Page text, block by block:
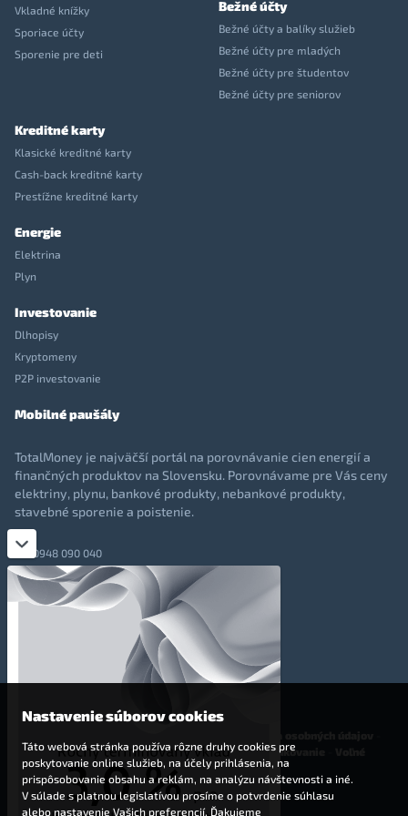
Vkladné knížky
Sporiace účty
Sporenie pre deti
Bežné účty
Bežné účty a balíky služieb
Bežné účty pre mladých
Bežné účty pre študentov
Bežné účty pre seniorov
Kreditné karty
Klasické kreditné karty
Cash-back kreditné karty
Prestížne kreditné karty
Energie
Elektrina
Plyn
Investovanie
Dlhopisy
Kryptomeny
P2P investovanie
Mobilné paušály
TotalMoney je najväčší portál na porovnávanie cien energií a
finančných produktov na Slovensku. Porovnávame pre Vás ceny
elektriny, plynu, bankové produkty, nebankové produkty,
stavebné sporenie a poistenie.
0948 090 040
+421 948 090 051
info@totalmoney.sk
Levočská 866, Poprad, 058 01
Cookies-Nastavenia cookies -Finančné sprostredkovanie
pracovné miesta
Affiliate - partnerský program
Nastavenie súborov cookies
Táto webová stránka používa rôzne druhy cookies pre
poskytovanie online služieb, na účely prihlásenia, na
prispôsobovanie obsahu a reklám, na analýzu návštevnosti a iné.
V súlade s platnou legislatívou prosíme o potvrdenie súhlasu
alebo nastavenie Vašich preferencií. Ďakujeme